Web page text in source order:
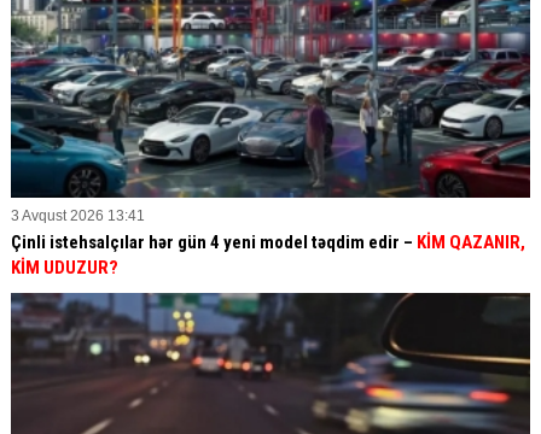
3 Avqust 2026 13:41
Çinli istehsalçılar hər gün 4 yeni model təqdim edir – KİM QAZANIR,
KİM UDUZUR?